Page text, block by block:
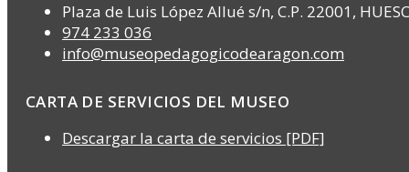
Plaza de Luis López Allué s/n, C.P. 22001,
974 233 036
info@museopedagogicodearagon.com
CARTA DE SERVICIOS DEL MUSEO
Descargar la carta de servicios [PDF]